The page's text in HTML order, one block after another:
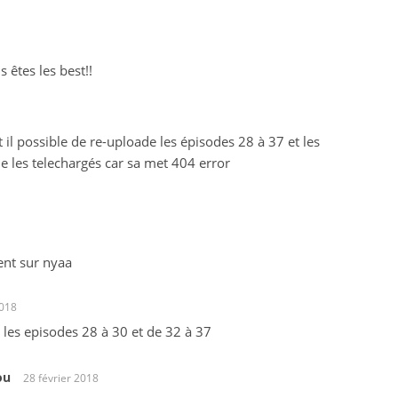
êtes les best!!
il possible de re-uploade les épisodes 28 à 37 et les
les telechargés car sa met 404 error
sur nyaa
episodes 28 à 30 et de 32 à 37
28 février 2018